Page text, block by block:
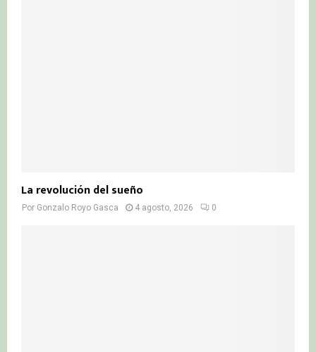
La revolución del sueño
Por Gonzalo Royo Gasca 4 agosto, 2026 0